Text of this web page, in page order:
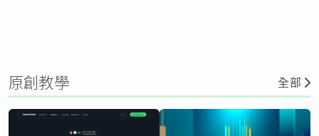
原創教學 全部